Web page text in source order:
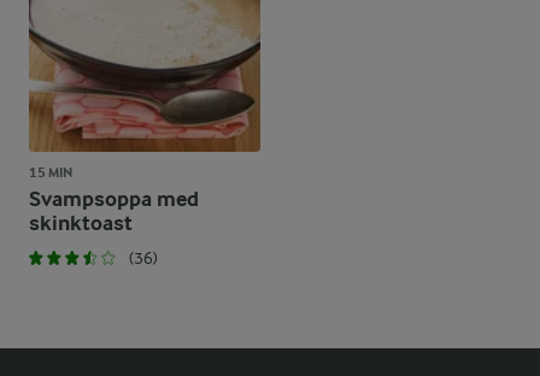
15 MIN
Svampsoppa med
skinktoast
(36)